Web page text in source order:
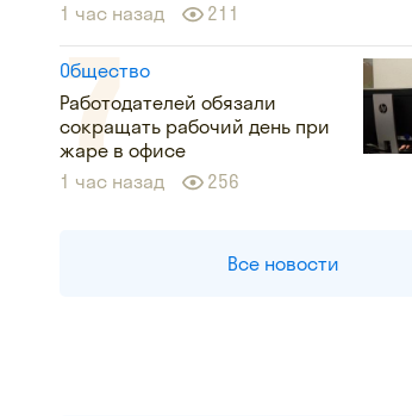
1 час назад
211
Общество
Работодателей обязали
сокращать рабочий день при
жаре в офисе
1 час назад
256
Все новости